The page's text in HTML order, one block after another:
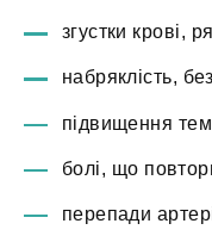
згустки крові,
набряклість,
підвищення
болі, що
перепади